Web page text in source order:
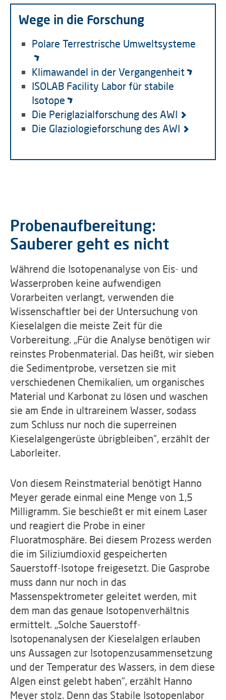
Wege in die Forschung
Polare Terrestrische Umweltsysteme
Klimawandel in der Vergangenheit
ISOLAB Facility Labor für stabile
Isotope
Die Periglazialforschung des AWI
Die Glaziologieforschung des AWI
Probenaufbereitung:
Sauberer geht es nicht
Während die Isotopenanalyse von Eis- und
Wasserproben keine aufwendigen
Vorarbeiten verlangt, verwenden die
Wissenschaftler bei der Untersuchung von
Kieselalgen die meiste Zeit für die
Vorbereitung. „Für die Analyse benötigen wir
reinstes Probenmaterial. Das heißt, wir sieben
die Sedimentprobe, versetzen sie mit
verschiedenen Chemikalien, um organisches
Material und Karbonat zu lösen und waschen
sie am Ende in ultrareinem Wasser, sodass
zum Schluss nur noch die superreinen
Kieselalgengerüste übrigbleiben“, erzählt der
Laborleiter.
Von diesem Reinstmaterial benötigt Hanno
Meyer gerade einmal eine Menge von 1,5
Milligramm. Sie beschießt er mit einem Laser
und reagiert die Probe in einer
Fluoratmosphäre. Bei diesem Prozess werden
die im Siliziumdioxid gespeicherten
Sauerstoff-Isotope freigesetzt. Die Gasprobe
muss dann nur noch in das
Massenspektrometer geleitet werden, mit
dem man das genaue Isotopenverhältnis
ermittelt. „Solche Sauerstoff-
Isotopenanalysen der Kieselalgen erlauben
uns Aussagen zur Isotopenzusammensetzung
und der Temperatur des Wassers, in dem diese
Algen einst gelebt haben“, erzählt Hanno
Meyer stolz. Denn das Stabile Isotopenlabor